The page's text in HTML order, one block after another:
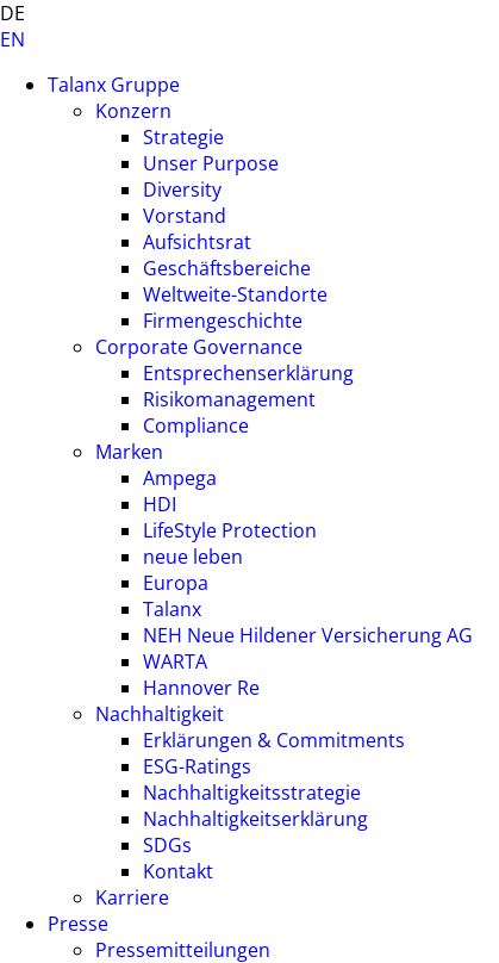
DE
EN
Talanx Gruppe
Konzern
Strategie
Unser Purpose
Diversity
Vorstand
Aufsichtsrat
Geschäftsbereiche
Weltweite-Standorte
Firmengeschichte
Corporate Governance
Entsprechenserklärung
Risikomanagement
Compliance
Marken
Ampega
HDI
LifeStyle Protection
neue leben
Europa
Talanx
NEH Neue Hildener Versicherung AG
WARTA
Hannover Re
Nachhaltigkeit
Erklärungen & Commitments
ESG-Ratings
Nachhaltigkeitsstrategie
Nachhaltigkeitserklärung
SDGs
Kontakt
Karriere
Presse
Pressemitteilungen